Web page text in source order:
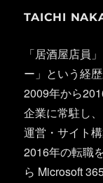
TAICHI
「居酒屋店員
ー」という経
2009年から
企業に常駐し
運営・サイト構
2016年の転職
ら Microsoft